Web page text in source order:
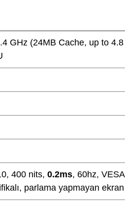
GHz (24MB Cache, up to 4.8
400 nits, 0.2ms, 60hz, VESA
parlama yapmayan ekran